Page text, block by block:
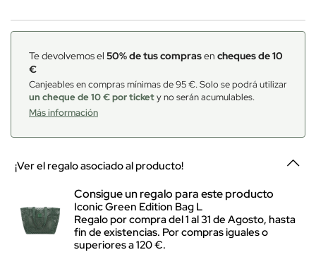
Te devolvemos el 50% de tus comprasen cheques de 10
€
Canjeables en compras mínimas de 95 €. Solo se podrá utilizar
un cheque de 10 € por tickety no serán acumulables.
Más información
¡Ver el regalo asociado al producto!
Consigue un regalo para este producto
Iconic Green Edition Bag L
Regalo por compra del 1 al 31 de Agosto, hasta
fin de existencias. Por compras iguales o
superiores a 120 €.